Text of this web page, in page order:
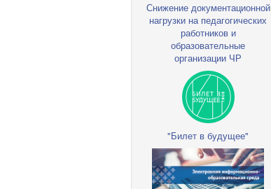
Снижение документационной
нагрузки на педагогических
работников и
образовательные
организации ЧР
"Билет в будущее"